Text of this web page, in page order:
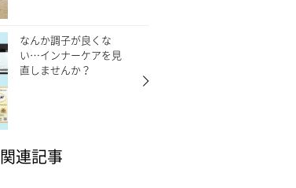
なんか調子が良くな
い…インナーケアを見
直しませんか？
関連記事